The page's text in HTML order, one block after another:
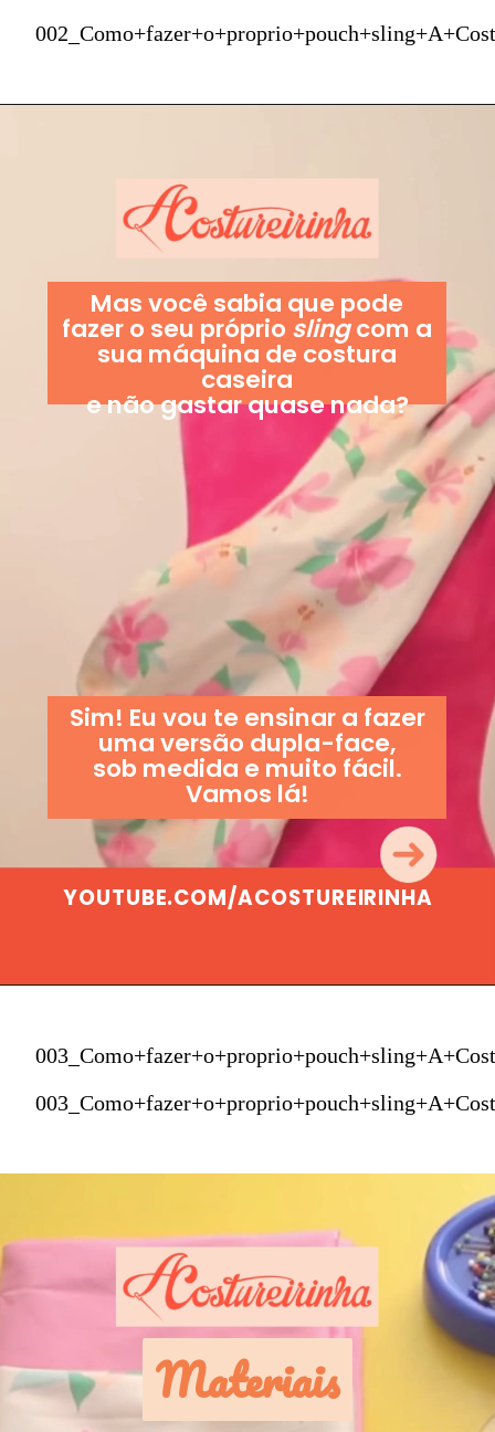
Mas você sabia que pode
fazer o seu próprio slingcom a
sua máquina de costura
caseira
e não gastar quase nada?
Sim! Eu vou te ensinar a fazer
uma versão dupla-face,
sob medida e muito fácil.
Vamos lá!
YOUTUBE.COM/ACOSTUREIRINHA
Materiais